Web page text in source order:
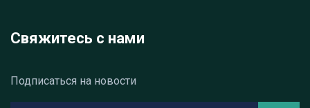
Свяжитесь с нами
Подписаться на новости